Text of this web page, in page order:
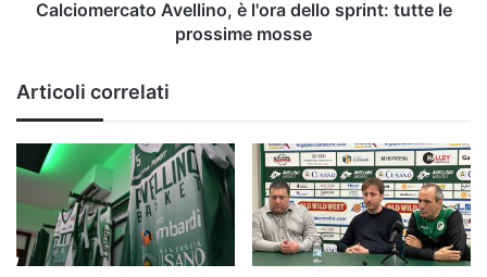
mosse
Calciomercato Avellino, è l'ora dello sprint: tutte le
prossime mosse
Articoli correlati